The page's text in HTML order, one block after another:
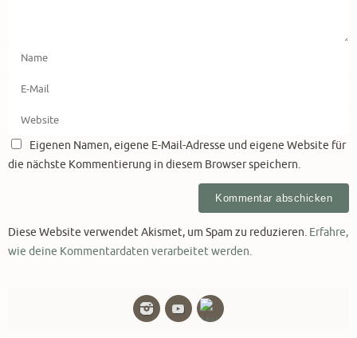
Eigenen Namen, eigene E-Mail-Adresse und eigene Website für
die nächste Kommentierung in diesem Browser speichern.
Diese Website verwendet Akismet, um Spam zu reduzieren. Erfahre,
wie deine Kommentardaten verarbeitet werden.